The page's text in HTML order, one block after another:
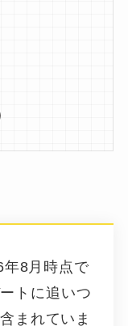
年8月時点で
トに追いつ
まれていま